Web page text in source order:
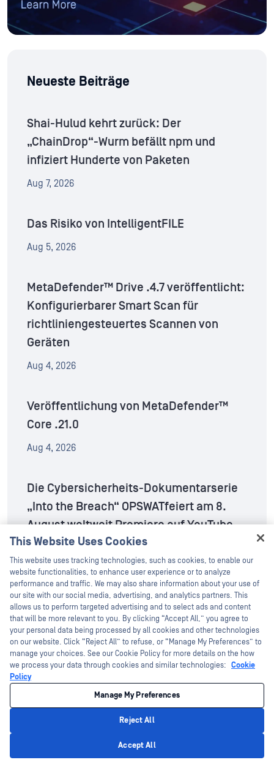
Neueste Beiträge
Shai-Hulud kehrt zurück: Der
„ChainDrop“-Wurm befällt npm und
infiziert Hunderte von Paketen
Aug 7, 2026
Das Risiko von IntelligentFILE
Aug 5, 2026
MetaDefender™ Drive .4.7 veröffentlicht:
Konfigurierbarer Smart Scan für
richtliniengesteuertes Scannen von
Geräten
Aug 4, 2026
Veröffentlichung von MetaDefender™
Core .21.0
Aug 4, 2026
Die Cybersicherheits-Dokumentarserie
„Into the Breach“ OPSWATfeiert am 8.
August weltweit Premiere auf YouTube
Aug 3, 2026
Folgen Sie uns auf Social Media
Folgen Sie OPSWAT auf LinkedIn, Facebook, Twitter
und YouTube, um mehr zu erfahren!
This Website Uses Cookies
This website uses tracking technologies, such as cookies, to enable our
website functionalities, to enhance user experience or to analyze
performance and traffic. We may also share information about your use of
our site with our social media, advertising, and analytics partners. This
allows us to perform targeted advertising and to select ads and content
that will be more relevant to you. By clicking “Accept All,” you agree to
your personal data being processed by all cookies and other technologies
on our website. Click “Reject All” to refuse, or “Manage My Preferences” to
manage your choices. See our Cookie Policy for more details on the how
we process your data through cookies and similar technologies: Cookie
Policy
Manage My Preferences
Reject All
Accept All
Hey there!
I'm Ozzy, your OPSWAT virtual assistant.
How can I help you secure what's critical
today?